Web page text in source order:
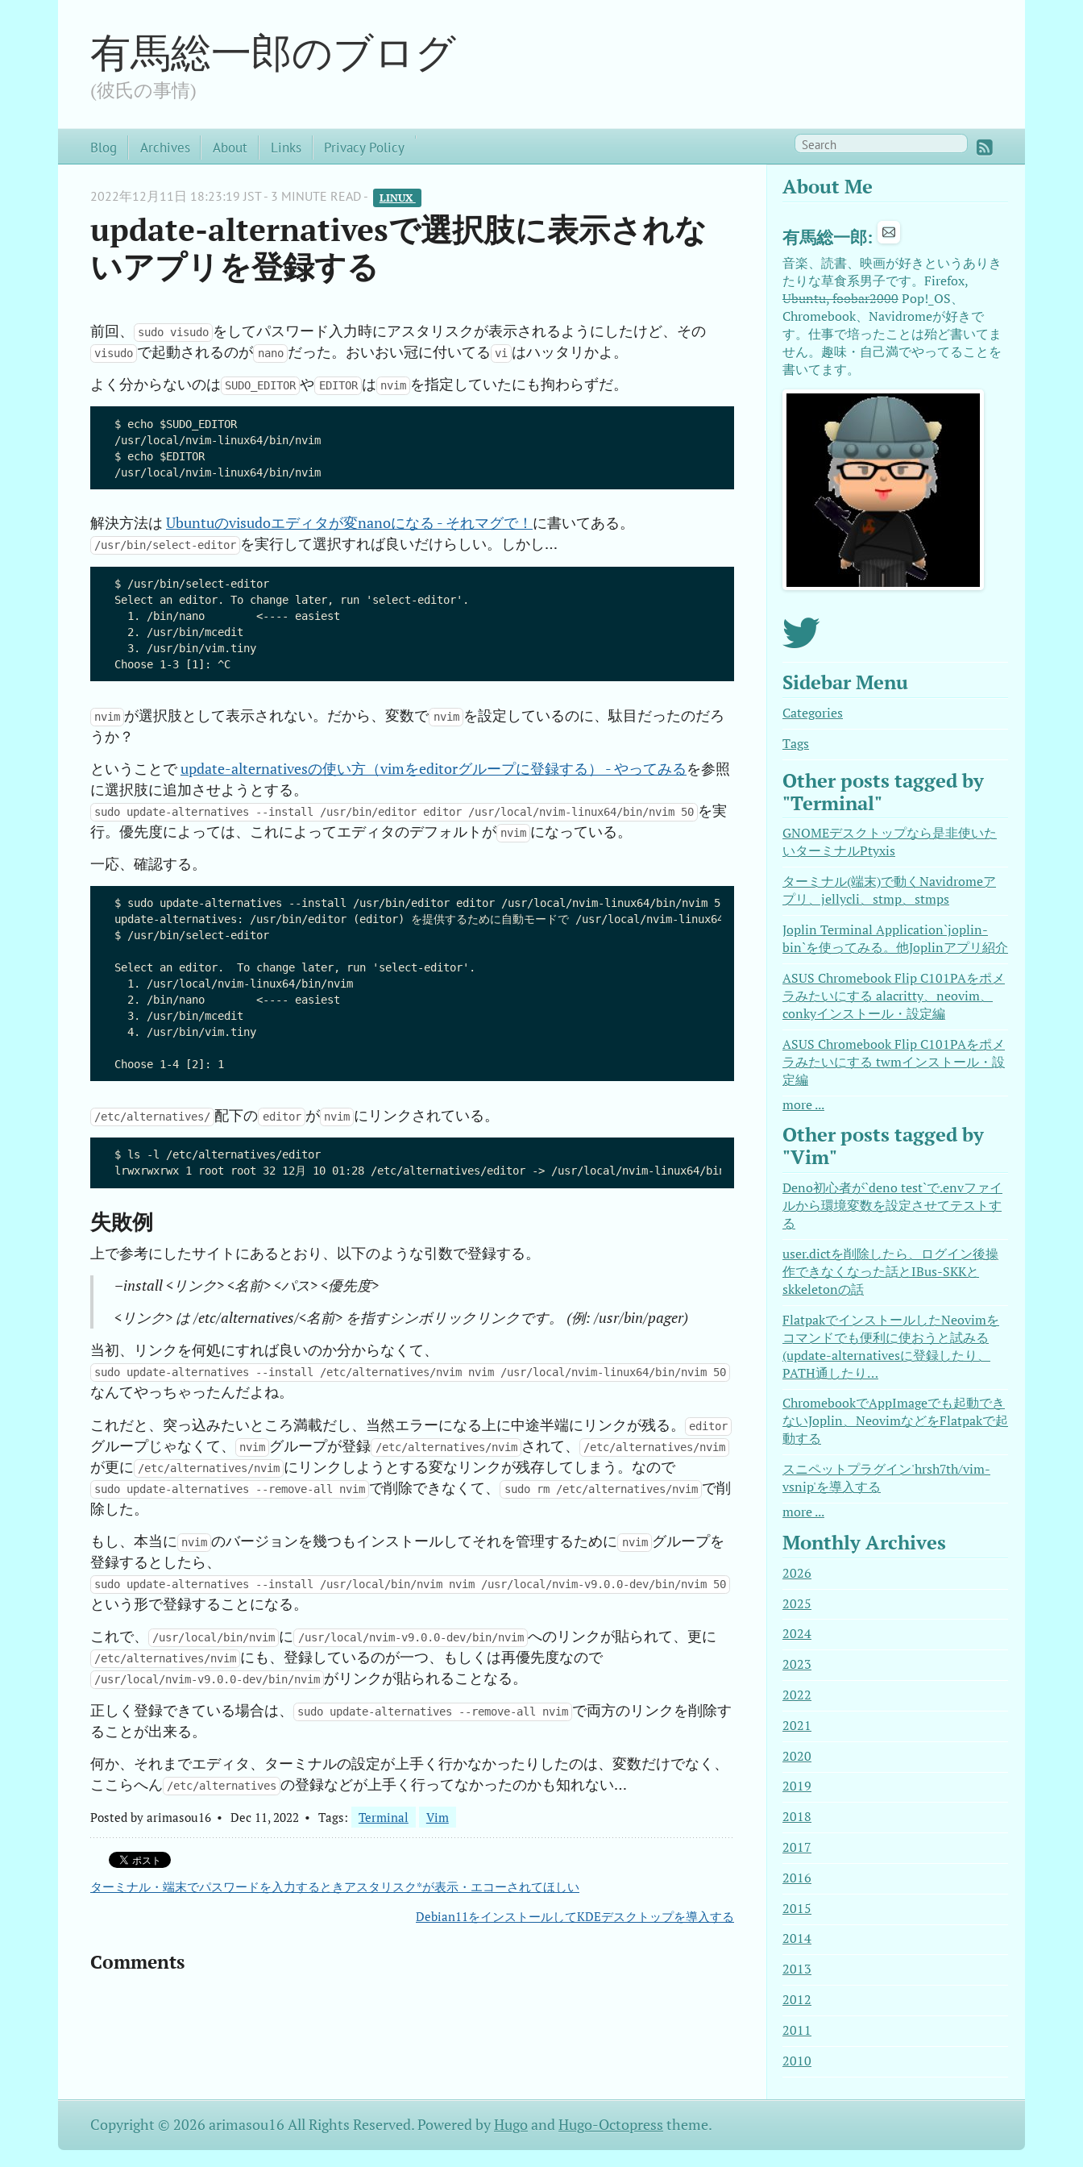
有馬総一郎のブログ
(彼氏の事情)
Blog Archives About Links Privacy Policy
2022年12月11日 18:23:19 JST - 3 MINUTE READ - LINUX
update-alternativesで選択肢に表示されな
いアプリを登録する
前回、 sudo visudo をしてパスワード入力時にアスタリスクが表示されるようにしたけど、その
visudo で起動されるのが nano だった。おいおい冠に付いてる vi はハッタリかよ。
よく分からないのは SUDO_EDITOR や EDITOR は nvim を指定していたにも拘わらずだ。
$ echo $SUDO_EDITOR
/usr/local/nvim-linux64/bin/nvim
$ echo $EDITOR
解決方法は Ubuntuのvisudoエディタが変nanoになる - それマグで！ に書いてある。
/usr/bin/select-editor を実行して選択すれば良いだけらしい。しかし…
$ /usr/bin/select-editor
Select an editor. To change later, run 'select-editor'.
  1. /bin/nano        <---- easiest
  2. /usr/bin/mcedit
  3. /usr/bin/vim.tiny
nvim が選択肢として表示されない。だから、変数で nvim を設定しているのに、駄目だったのだろ
うか？
ということでupdate-alternativesの使い方（vimをeditorグループに登録する） - やってみるを参照
に選択肢に追加させようとする。
sudo update-alternatives --install /usr/bin/editor editor /usr/local/nvim-linux64/bin/nvim 50 を実
行。優先度によっては、これによってエディタのデフォルトが nvim になっている。
一応、確認する。
$ sudo update-alternatives --install /usr/bin/editor editor /usr/local/nvim-linux64/bin/nvim 50
update-alternatives: /usr/bin/editor (editor) を提供するために自動モードで /usr/local/nvim-linux64/bin/nvim を使います
$ /usr/bin/select-editor
Select an editor.  To change later, run 'select-editor'.
  1. /usr/local/nvim-linux64/bin/nvim
  2. /bin/nano        <---- easiest
  3. /usr/bin/mcedit
  4. /usr/bin/vim.tiny
/etc/alternatives/ 配下の editor が nvim にリンクされている。
$ ls -l /etc/alternatives/editor
失敗例
上で参考にしたサイトにあるとおり、以下のような引数で登録する。
–install <リンク> <名前> <パス> <優先度>
<リンク> は /etc/alternatives/<名前> を指すシンボリックリンクです。 (例: /usr/bin/pager)
当初、リンクを何処にすれば良いのか分からなくて、
sudo update-alternatives --install /etc/alternatives/nvim nvim /usr/local/nvim-linux64/bin/nvim 50
なんてやっちゃったんだよね。
これだと、突っ込みたいところ満載だし、当然エラーになる上に中途半端にリンクが残る。
editor
グループじゃなくて、 nvim グループが登録 /etc/alternatives/nvim されて、 /etc/alternatives/nvim
が更に /etc/alternatives/nvim にリンクしようとする変なリンクが残存してしまう。なので
sudo update-alternatives --remove-all nvim で削除できなくて、 sudo rm /etc/alternatives/nvim で削
除した。
もし、本当に nvim のバージョンを幾つもインストールしてそれを管理するために nvim グループを
登録するとしたら、
sudo update-alternatives --install /usr/local/bin/nvim nvim /usr/local/nvim-v9.0.0-dev/bin/nvim 50
という形で登録することになる。
これで、
/usr/local/bin/nvim に /usr/local/nvim-v9.0.0-dev/bin/nvim へのリンクが貼られて、更に
/etc/alternatives/nvim にも、登録しているのが一つ、もしくは再優先度なので
/usr/local/nvim-v9.0.0-dev/bin/nvim がリンクが貼られることなる。
正しく登録できている場合は、
sudo update-alternatives --remove-all nvim で両方のリンクを削除す
ることが出来る。
何か、それまでエディタ、ターミナルの設定が上手く行かなかったりしたのは、変数だけでなく、
ここらへん /etc/alternatives の登録などが上手く行ってなかったのかも知れない…
Posted by arimasou16 Dec 11, 2022 Tags: Terminal Vim
ターミナル・端末でパスワードを入力するときアスタリスク*が表示・エコーされてほしい
Debian11をインストールしてKDEデスクトップを導入する
Comments
About Me
有馬総一郎:
音楽、読書、映画が好きというありき
たりな草食系男子です。Firefox,
Ubuntu, foobar2000Pop!_OS、
Chromebook、Navidromeが好きで
す。仕事で培ったことは殆ど書いてま
せん。趣味・自己満でやってることを
書いてます。
Sidebar Menu
Categories
Tags
Other posts tagged by
"Terminal"
GNOMEデスクトップなら是非使いた
いターミナルPtyxis
ターミナル(端末)で動くNavidromeア
プリ、jellycli、stmp、stmps
Joplin Terminal Application`joplin-
bin`を使ってみる。他Joplinアプリ紹介
ASUS Chromebook Flip C101PAをポメ
ラみたいにする alacritty、neovim、
conkyインストール・設定編
ASUS Chromebook Flip C101PAをポメ
ラみたいにする twmインストール・設
定編
more ...
Other posts tagged by
"Vim"
Deno初心者が`deno test`で.envファイ
ルから環境変数を設定させてテストす
る
user.dictを削除したら、ログイン後操
作できなくなった話とIBus-SKKと
skkeletonの話
FlatpakでインストールしたNeovimを
コマンドでも便利に使おうと試みる
(update-alternativesに登録したり、
PATH通したり…
ChromebookでAppImageでも起動でき
ないJoplin、NeovimなどをFlatpakで起
動する
スニペットプラグイン'hrsh7th/vim-
vsnip'を導入する
more ...
Monthly Archives
2026
2025
2024
2023
2022
2021
2020
2019
2018
2017
2016
2015
2014
2013
2012
2011
2010
Copyright © 2026 arimasou16 All Rights Reserved.Powered byHugoandHugo-Octopress theme.